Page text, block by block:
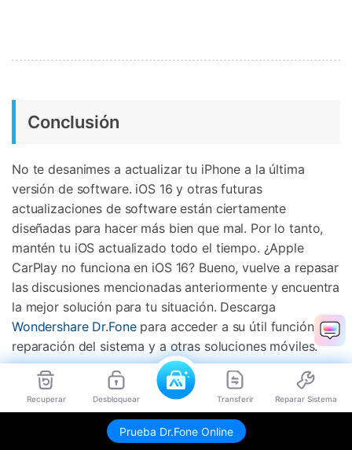
Recuperar Desbloquear Transferir Reparar Sistema
Prueba Dr.Fone Online
Conclusión
No te desanimes a actualizar tu iPhone a la última
versión de software. iOS 16 y otras futuras
actualizaciones de software están ciertamente
diseñadas para hacer más bien que mal. Por lo tanto,
mantén tu iOS actualizado todo el tiempo. ¿Apple
CarPlay no funciona en iOS 16? Bueno, vuelve a repasar
las discusiones mencionadas anteriormente y encuentra
la mejor solución para tu situación. Descarga
Wondershare Dr.Fonepara acceder a su útil función de
reparación del sistema y a otras soluciones móviles.
Pruébalo Gratis Pruébalo Gratis